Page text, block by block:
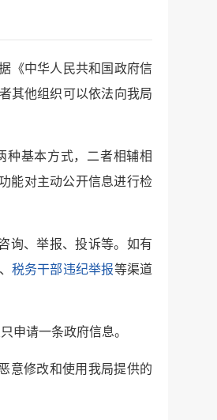
《中华人民共和国政府信
其他组织可以依法向我局
种基本方式，二者相辅相
能对主动公开信息进行检
询、举报、投诉等。如有
、 税务干部违纪举报等渠道
申请一条政府信息。
意修改和使用我局提供的